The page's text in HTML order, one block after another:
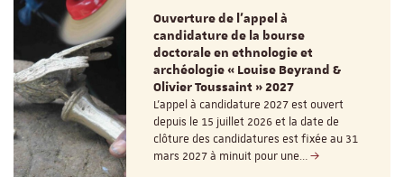
Ouverture de l'appel à
candidature de la bourse
doctorale en ethnologie et
archéologie « Louise Beyrand &
Olivier Toussaint » 2027
L’appel à candidature 2027 est ouvert
depuis le 15 juillet 2026 et la date de
clôture des candidatures est fixée au 31
mars 2027 à minuit pour une…